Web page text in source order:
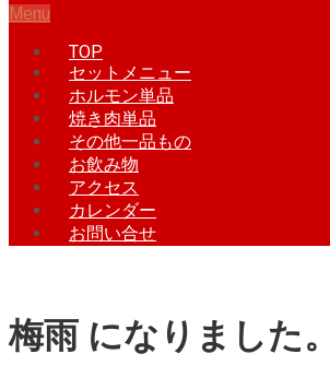
Menu
TOP
セットメニュー
ホルモン単品
焼き肉単品
その他一品もの
お飲み物
アクセス
カレンダー
お問い合せ
梅雨 になりました。